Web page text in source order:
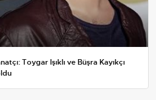
Toygar Işıklı ve Büşra Kayıkçı